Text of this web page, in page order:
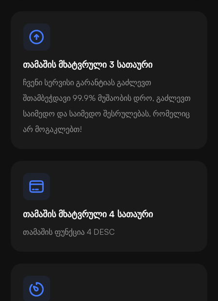
თამაშის მხატვრული 3 სათაური
ჩვენი სერვისი გარანტიას გაძლევთ
შთამბეჭდავი 99.9% მუშაობის დრო, გაძლევთ
საიმედო და საიმედო შესრულებას, რომელიც
არ მოგაკლებთ!
თამაშის მხატვრული 4 სათაური
თამაშის ფუნქცია 4 DESC